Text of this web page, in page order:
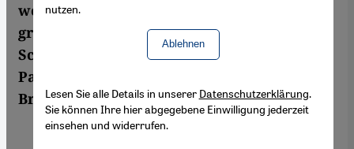
westliche "Freund-Feind"-Schema
gründlich durcheinander. Aus ehemaligen
Schurkenstaaten werden strategische
Partner, aus deklarierten Terroristen
Brüder im Kampf. Von Karim El-Gawhary
nutzen.
Ablehnen
Lesen Sie alle Details in unserer Datenschutzerklärung.
Sie können Ihre hier abgegebene Einwilligung jederzeit
einsehen und widerrufen.